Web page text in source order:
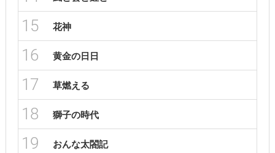
15 花神
16 黄金の日日
17 草燃える
18 獅子の時代
19 おんな太閤記